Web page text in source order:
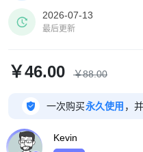

2026-07-13
最后更新
￥46.00 ￥88.00
 一次购买永久使用 ，
Kevin